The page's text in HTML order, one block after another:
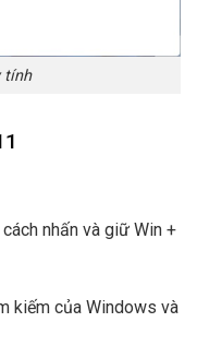
tính
nhấn và giữ Win +
kiếm của Windows và